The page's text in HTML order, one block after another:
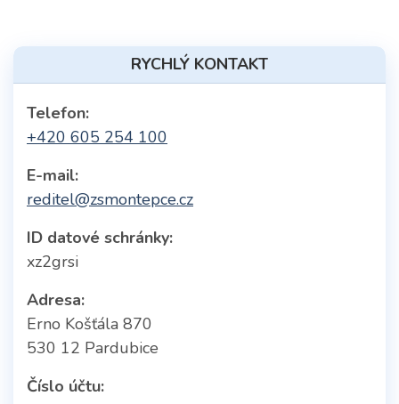
RYCHLÝ KONTAKT
Telefon:
+420 605 254 100
E-mail:
reditel@zsmontepce.cz
ID datové schránky:
xz2grsi
Adresa:
Erno Košťála 870
530 12 Pardubice
Číslo účtu: